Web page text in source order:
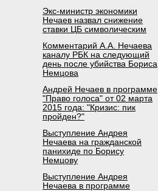
Экс-министр экономики
Нечаев назвал снижение
ставки ЦБ символическим
Комментарий А.А. Нечаева
каналу РБК на следующий
день после убийства Бориса
Немцова
Андрей Нечаев в программе
"Право голоса" от 02 марта
2015 года: "Кризис: пик
пройден?"
Выступление Андрея
Нечаева на гражданской
панихиде по Борису
Немцову
Выступление Андрея
Нечаева в программе